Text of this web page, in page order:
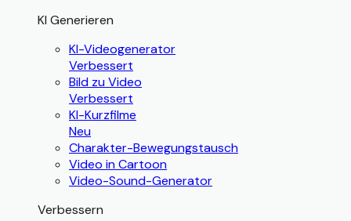
KI Generieren
KI-Videogenerator
Verbessert
Bild zu Video
Verbessert
KI-Kurzfilme
Neu
Charakter-Bewegungstausch
Video in Cartoon
Video-Sound-Generator
Verbessern